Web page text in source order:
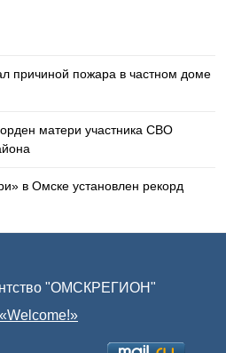
причиной пожара в частном доме
матери участника СВО
в Омске установлен рекорд
"ОМСКРЕГИОН"